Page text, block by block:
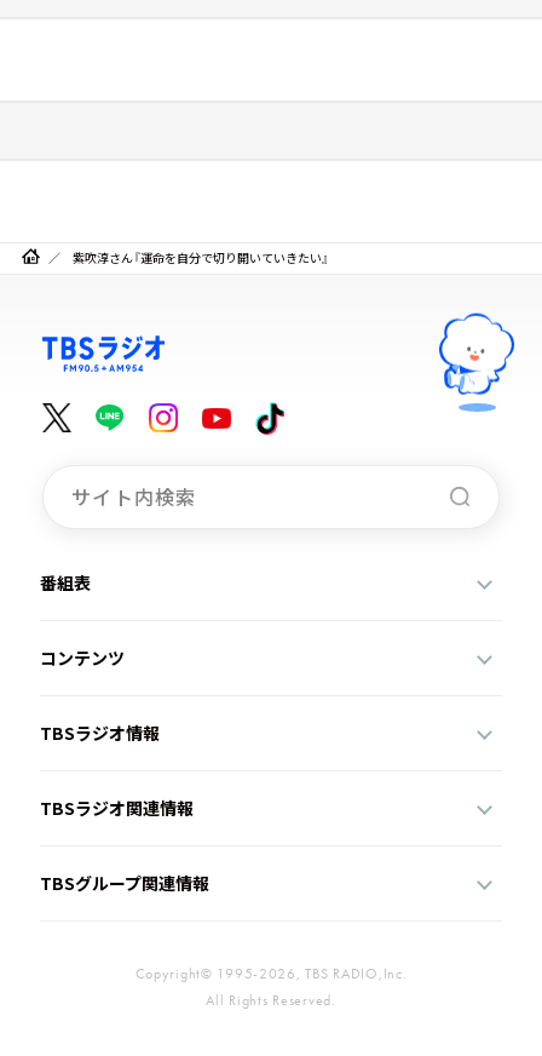
紫吹淳さん『運命を自分で切り開いていきたい』
番組表
コンテンツ
TBSラジオ情報
TBSラジオ関連情報
TBSグループ関連情報
Copyright© 1995-2026, TBS RADIO,Inc.
All Rights Reserved.